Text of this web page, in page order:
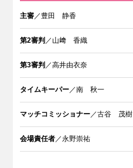
主審 ／豊田 静香
第2審判 ／山﨑 香織
第3審判 ／高井由衣奈
タイムキーパー ／南 秋一
マッチコミッショナー ／古谷 茂樹
会場責任者 ／永野崇祐